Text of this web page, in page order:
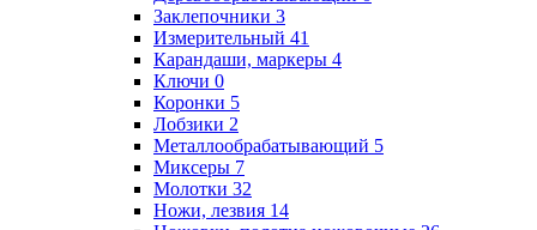
Заклепочники 3
Измерительный 41
Карандаши, маркеры 4
Ключи 0
Коронки 5
Лобзики 2
Металлообрабатывающий 5
Миксеры 7
Молотки 32
Ножи, лезвия 14